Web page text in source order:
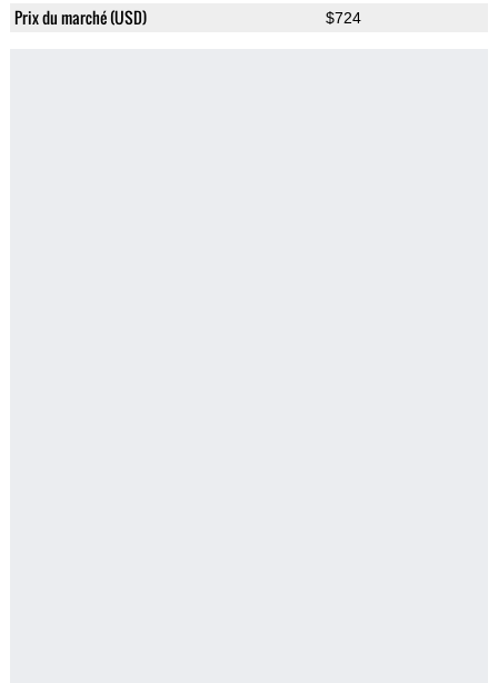
Prix du marché (USD) $724